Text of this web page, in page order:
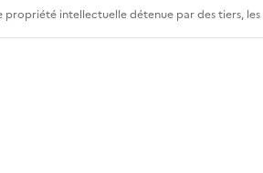
intellectuelle détenue par des tiers,